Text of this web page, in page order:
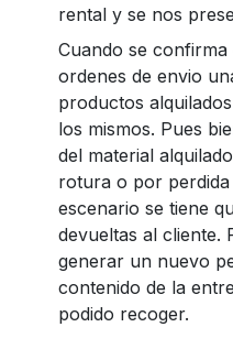
rental y se nos
Cuando se
ordenes de envio
productos
los mismos. Pues
del material
rotura o por perdida
escenario se tiene
devueltas al cliente.
generar un nuevo
contenido de la
podido recoger.